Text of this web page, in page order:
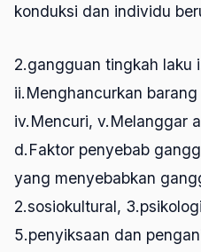
konduksi dan individu
2.gangguan tingkah laku
ii.Menghancurkan
iv.Mencuri, v.Melanggar
d.Faktor penyebab
yang menyebabkan
2.sosiokultural,
5.penyiksaan dan